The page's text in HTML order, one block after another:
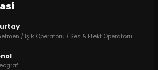
/ Işık Operatörü / Ses & Efekt Operatörü